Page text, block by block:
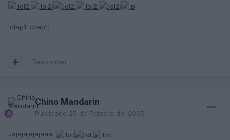
:clap1: :clap1:
Responder
Chino Mandarin
Publicado 25 de Febrero del 2005
Jajajajajajaaa.